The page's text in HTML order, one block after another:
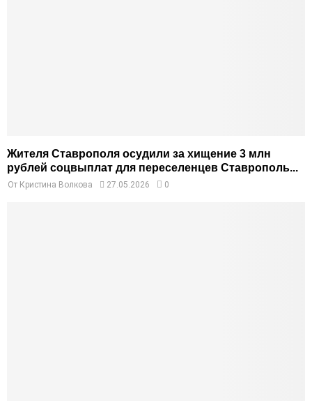
Жителя Ставрополя осудили за хищение 3 млн
рублей соцвыплат для переселенцев Ставрополь...
От Кристина Волкова 27.05.2026 0